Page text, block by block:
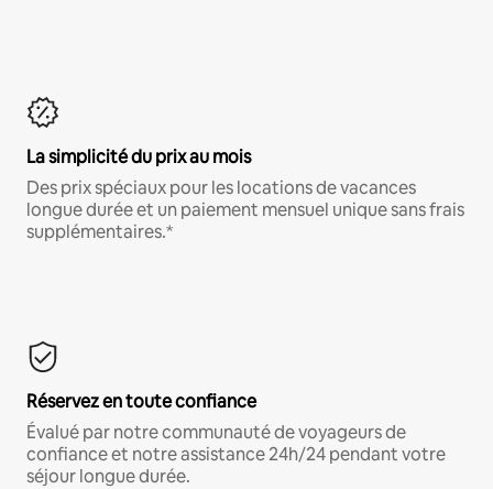
La simplicité du prix au mois
Des prix spéciaux pour les locations de vacances
longue durée et un paiement mensuel unique sans frais
supplémentaires.*
Réservez en toute confiance
Évalué par notre communauté de voyageurs de
confiance et notre assistance 24h/24 pendant votre
séjour longue durée.